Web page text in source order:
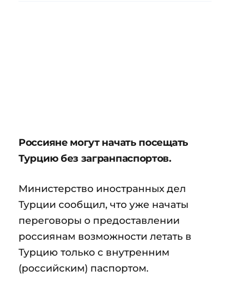
Россияне могут начать посещать
Турцию без загранпаспортов.
Министерство иностранных дел
Турции сообщил, что уже начаты
переговоры о предоставлении
россиянам возможности летать в
Турцию только с внутренним
(российским) паспортом.